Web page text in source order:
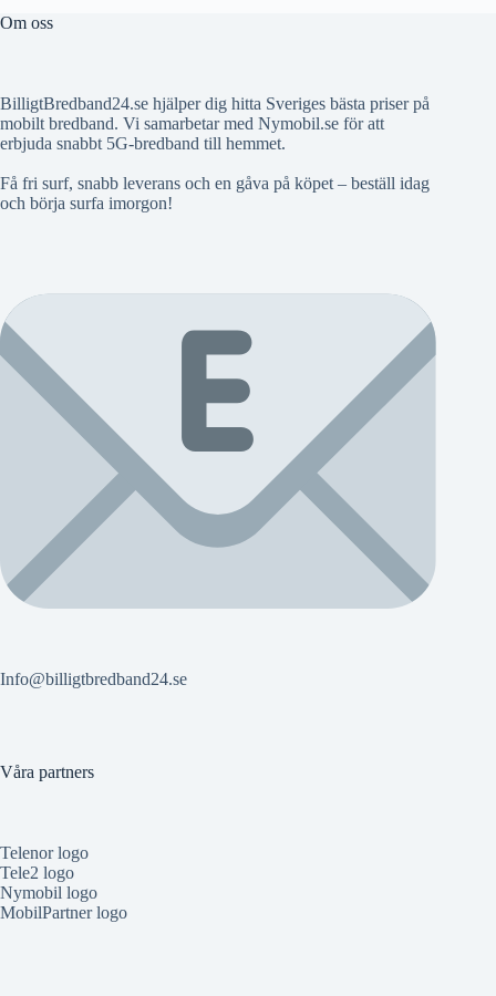
Om oss
BilligtBredband24.se hjälper dig hitta Sveriges bästa priser på
mobilt bredband. Vi samarbetar med Nymobil.se för att
erbjuda snabbt 5G-bredband till hemmet.
Få fri surf, snabb leverans och en gåva på köpet – beställ idag
och börja surfa imorgon!
Info@billigtbredband24.se
Våra partners
Telenor logo
Tele2 logo
Nymobil logo
MobilPartner logo